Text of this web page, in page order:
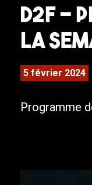
D2F –
la
5 février 2024
Programme